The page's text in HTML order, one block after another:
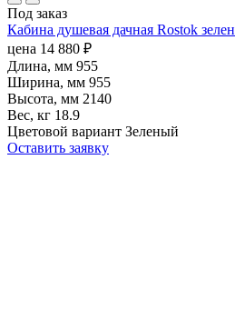
Под заказ
Кабина душевая дачная Rostok
цена 14 880 ₽
Длина, мм 955
Ширина, мм 955
Высота, мм 2140
Вес, кг 18.9
Цветовой вариант Зеленый
Оставить заявку